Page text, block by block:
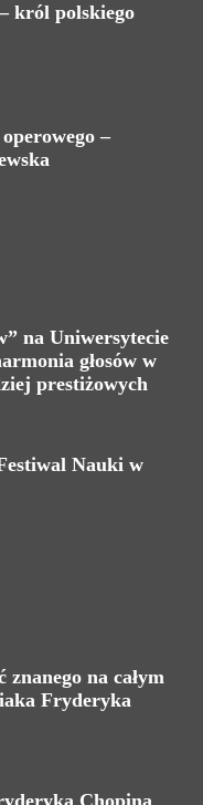
król polskiego
–
na Uniwersytecie
głosów w
prestiżowych
Nauki w
znanego na całym
Fryderyka
Chopina